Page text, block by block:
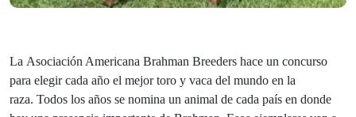
La Asociación Americana Brahman Breeders hace un concurso
para elegir cada año el mejor toro y vaca del mundo en la
raza. Todos los años se nomina un animal de cada país en donde